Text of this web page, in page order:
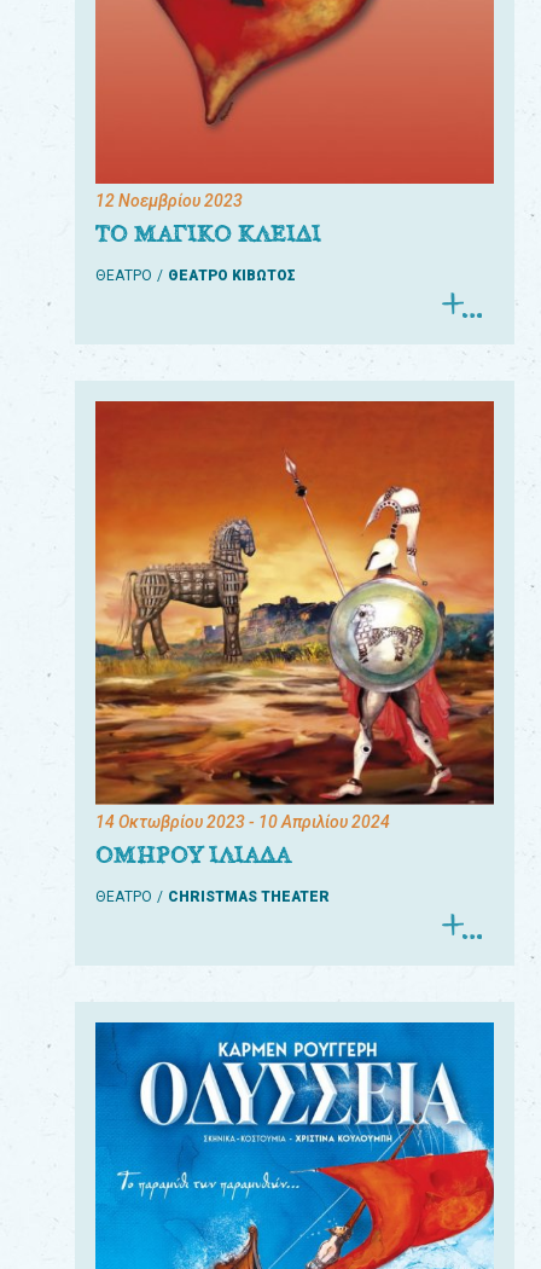
12 Νοεμβρίου 2023
ΤΟ ΜΑΓΙΚΟ ΚΛΕΙΔΙ
ΘΕΑΤΡΟ ΘΕΑΤΡΟ ΚΙΒΩΤΟΣ
14 Οκτωβρίου 2023- 10 Απριλίου 2024
ΟΜΗΡΟΥ ΙΛΙΑΔΑ
ΘΕΑΤΡΟ CHRISTMAS THEATER